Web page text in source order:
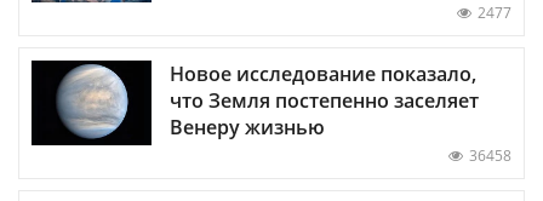
2477
Новое исследование показало,
что Земля постепенно заселяет
Венеру жизнью
36458